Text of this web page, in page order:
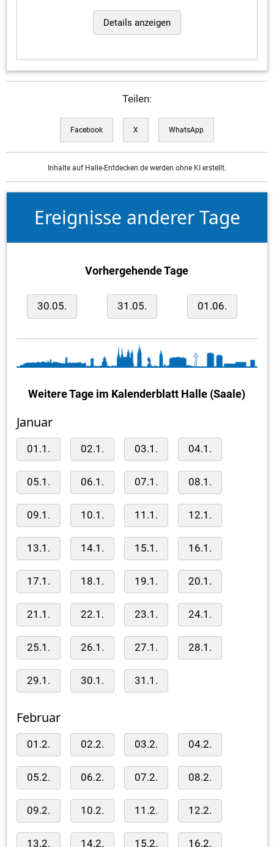
Details anzeigen
Teilen:
Facebook X WhatsApp
Inhalte auf Halle-Entdecken.de werden ohne KI erstellt.
Ereignisse anderer Tage
Vorhergehende Tage
30.05. 31.05. 01.06.
Weitere Tage im Kalenderblatt Halle (Saale)
Januar
01.1. 02.1. 03.1. 04.1.
05.1. 06.1. 07.1. 08.1.
09.1. 10.1. 11.1. 12.1.
13.1. 14.1. 15.1. 16.1.
17.1. 18.1. 19.1. 20.1.
21.1. 22.1. 23.1. 24.1.
25.1. 26.1. 27.1. 28.1.
29.1. 30.1. 31.1.
Februar
01.2. 02.2. 03.2. 04.2.
05.2. 06.2. 07.2. 08.2.
09.2. 10.2. 11.2. 12.2.
13.2. 14.2. 15.2. 16.2.